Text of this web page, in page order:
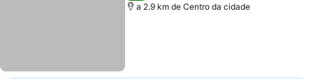
a 2.9 km de Centro da cidade